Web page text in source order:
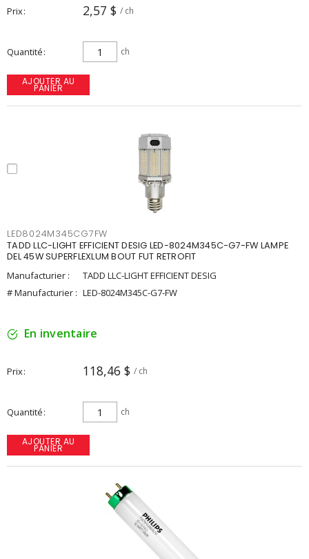
Prix 2,57 $ / ch
Quantité ch
AJOUTER AU
PANIER
LED8024M345CG7FW
TADD LLC-LIGHT EFFICIENT DESIG LED-8024M345C-G7-FW LAMPE
DEL 45W SUPERFLEXLUM BOUT FUT RETROFIT
Manufacturier :
TADD LLC-LIGHT EFFICIENT DESIG
# Manufacturier : LED-8024M345C-G7-FW
En inventaire
Prix 118,46 $ / ch
Quantité ch
AJOUTER AU
PANIER